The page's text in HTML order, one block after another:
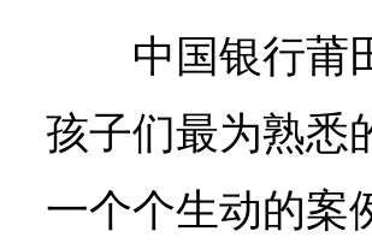
中国银行莆
孩子们最为熟悉
一个个生动的案